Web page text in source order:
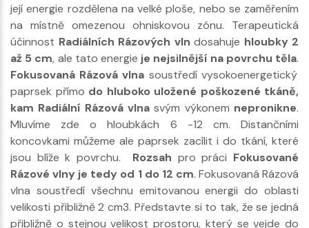
její energie rozdělena na velké ploše, nebo se zaměřením
na místně omezenou ohniskovou zónu. Terapeutická
účinnost Radiálních Rázových vln dosahuje hloubky 2
až 5 cm, ale tato energie je nejsilnější na povrchu těla.
Fokusovaná Rázová vlna soustředí vysokoenergetický
paprsek přímo do hluboko uložené poškozené tkáně,
kam Radiální Rázová vlna svým výkonem nepronikne.
Mluvíme zde o hloubkách 6 -12 cm. Distančními
koncovkami můžeme ale paprsek zacílit i do tkání, které
jsou blíže k povrchu. Rozsah pro práci Fokusované
Rázové vlny je tedy od 1 do 12 cm. Fokusovaná Rázová
vlna soustředí všechnu emitovanou energii do oblasti
velikosti přibližně 2 cm3. Představte si to tak, že se jedná
přibližně o stejnou velikost prostoru, který se vejde do